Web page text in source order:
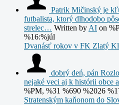
Patrik Mičinský je
futbalista, ktorý dlhodobo
strelec… Written by AI on
%16:%júl
Dvanásť rokov v FK Zlatý
dobrý deń, pán
nejaké veci aj k histórii obce
%PM, %31 %690 %2026
Stratenským kaňonom do